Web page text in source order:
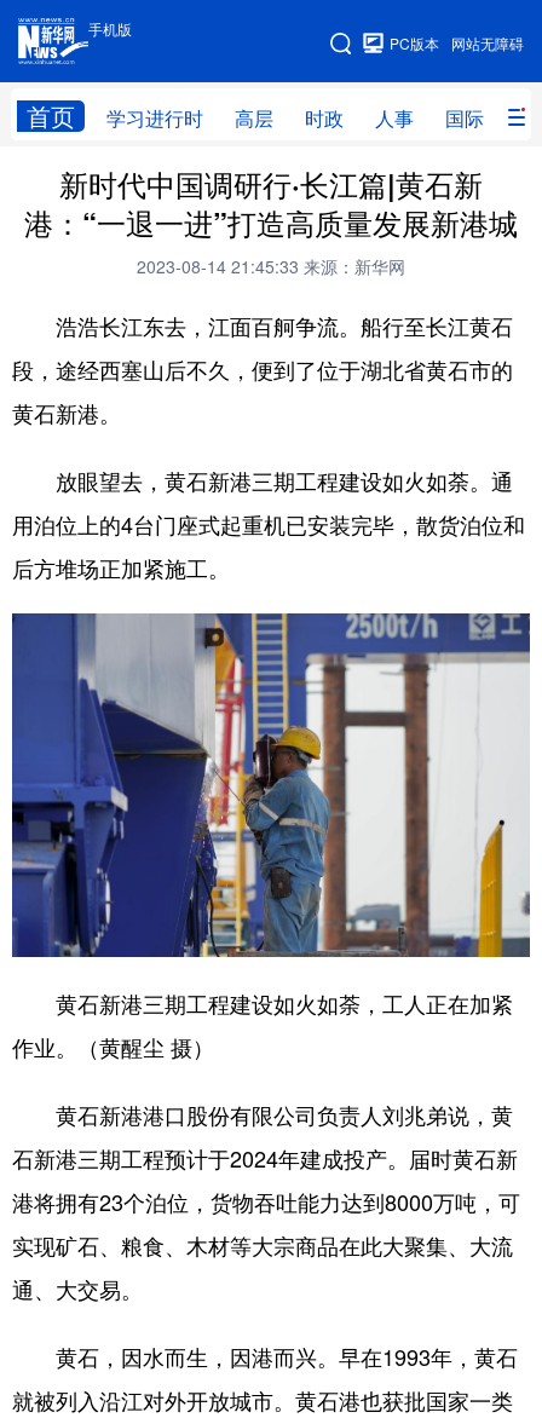
手机版
网站无障碍
PC版本
首页 学习进行时 高层 时政 人事 国际 财
手机版
网站地图
学习进行时 高层 时政 人事
国际 财经 网评 港澳
全球连线
科技 科创 量子 体育
文化 书画 健康 军事
法律 中央文件 金融 汽车
食品 人居 信息化 数字经济
学术中国
旅游 能源 会展
彩票 娱乐 时尚
一带一路 亚太网
文化产业
地方频道
北京 天津 河北 山西
辽宁 上海 江苏
浙江 安徽
四川 贵州 云南 西藏
陕西 甘肃 青海 宁夏
新疆
多语种频道
新时代中国调研行·长江篇|黄石新
港：“一退一进”打造高质量发展新港城
2023-08-14 21:45:33 来源：新华网
浩浩长江东去，江面百舸争流。船行至长江黄石
段，途经西塞山后不久，便到了位于湖北省黄石市的
黄石新港。
放眼望去，黄石新港三期工程建设如火如荼。通
用泊位上的4台门座式起重机已安装完毕，散货泊位和
后方堆场正加紧施工。
黄石新港三期工程建设如火如荼，工人正在加紧
作业。（黄醒尘 摄）
黄石新港港口股份有限公司负责人刘兆弟说，黄
石新港三期工程预计于2024年建成投产。届时黄石新
港将拥有23个泊位，货物吞吐能力达到8000万吨，可
实现矿石、粮食、木材等大宗商品在此大聚集、大流
通、大交易。
黄石，因水而生，因港而兴。早在1993年，黄石
就被列入沿江对外开放城市。黄石港也获批国家一类